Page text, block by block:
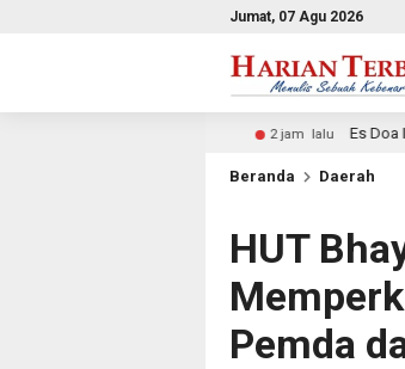
Jumat, 07 Agu 2026
Es Doa Indung Bapak Jadi Favorit
Beranda Daerah
HUT
Pemda